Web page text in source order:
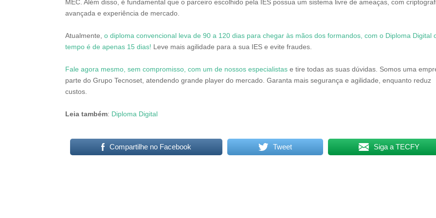
MEC. Além disso, é fundamental que o parceiro escolhido pela IES possua um sistema livre de ameaças, com
avançada e experiência de mercado.
Atualmente,o diploma convencional leva de 90 a 120 dias para chegar às mãos dos formandos, com o Diploma Digital
tempo é de apenas 15 dias! Leve mais agilidade para a sua IES e evite fraudes.
Fale agora mesmo, sem compromisso, com um de nossos especialistas e tire todas as suas dúvidas. Somos uma
parte do Grupo Tecnoset, atendendo grande player do mercado. Garanta mais segurança e agilidade, enquanto reduz
custos.
Leia também: Diploma Digital
Compartilhe no Facebook Tweet Siga a TECFY